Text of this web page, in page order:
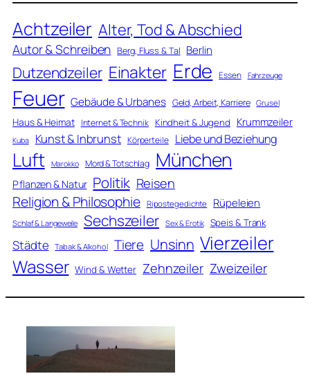
Achtzeiler Alter, Tod & Abschied
Autor & Schreiben Berg, Fluss & Tal Berlin
Dutzendzeiler Einakter Erde Essen Fahrzeuge
Feuer Gebäude & Urbanes Geld, Arbeit, Karriere Grusel
Haus & Heimat Internet & Technik Kindheit & Jugend Krummzeiler
Kuba Kunst & Inbrunst Körperteile Liebe und Beziehung
Luft Marokko Mord & Totschlag München
Pflanzen & Natur Politik Reisen
Religion & Philosophie Ripostegedichte Rüpeleien
Schlaf & Langeweile Sechszeiler Sex & Erotik Speis & Trank
Städte Tabak & Alkohol Tiere Unsinn Vierzeiler
Wasser Wind & Wetter Zehnzeiler Zweizeiler